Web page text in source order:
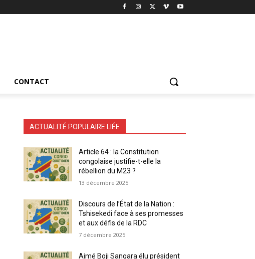
CONTACT
ACTUALITÉ POPULAIRE LIÉE
Article 64 : la Constitution
congolaise justifie-t-elle la
rébellion du M23 ?
13 décembre 2025
Discours de l’État de la Nation :
Tshisekedi face à ses promesses
et aux défis de la RDC
7 décembre 2025
Aimé Boji Sangara élu président